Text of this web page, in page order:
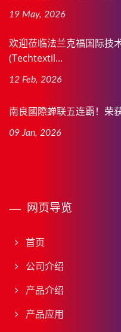
19 May, 2026
欢迎莅临法兰克福国际技
(Techtextil...
12 Feb, 2026
南良國際蝉联五连霸！荣
09 Jan, 2026
网页导览
首页
公司介绍
产品介绍
产品应用